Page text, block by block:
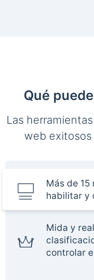
Qué
Las
web exitosos
Más de
habilitar y
Mida y
controlar